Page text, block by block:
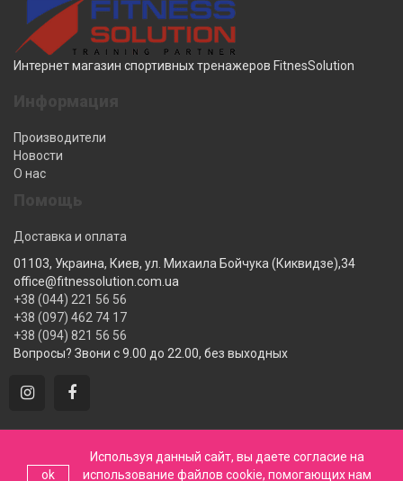
Интернет магазин спортивных тренажеров FitnesSolution
Производители
Новости
О нас
Доставка и оплата
01103, Украина, Киев, ул. Михаила Бойчука (Киквидзе),34
office@fitnessolution.com.ua
+38 (044) 221 56 56
+38 (097) 462 74 17
+38 (094) 821 56 56
Вопросы? Звони с 9.00 до 22.00, без выходных
2020 • Все права защищены
ok
Используя данный сайт, вы даете согласие на
использование файлов cookie, помогающих нам